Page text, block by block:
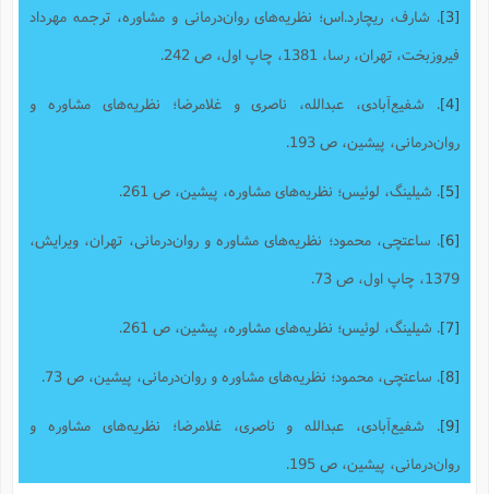
. شارف، ریچارد.اس؛ نظریه‌های روان‌درمانی و مشاوره، ترجمه مهرداد
فیروزبخت، تهران، رسا، 1381، چاپ اول، ص 242.
. شفیع‌آبادی، عبدالله، ناصری و غلامرضا؛ نظریه‌های مشاوره و
روان‌درمانی، پیشین، ص 193.
. شیلینگ، لوئیس؛ نظریه‌های مشاوره، پیشین، ص 261.
. ساعتچی، محمود؛ نظریه‌های مشاوره و روان‌‌درمانی، تهران، ویرایش،
1379، چاپ اول، ص 73.
. شیلینگ، لوئیس؛ نظریه‌های مشاوره، پیشین، ص 261.
. ساعتچی، محمود؛ نظریه‌های مشاوره و روان‌درمانی، پیشین، ص 73.
. شفیع‌آبادی، عبدالله و ناصری، غلامرضا؛ نظریه‌های مشاوره و
روان‌درمانی، پیشین، ص 195.